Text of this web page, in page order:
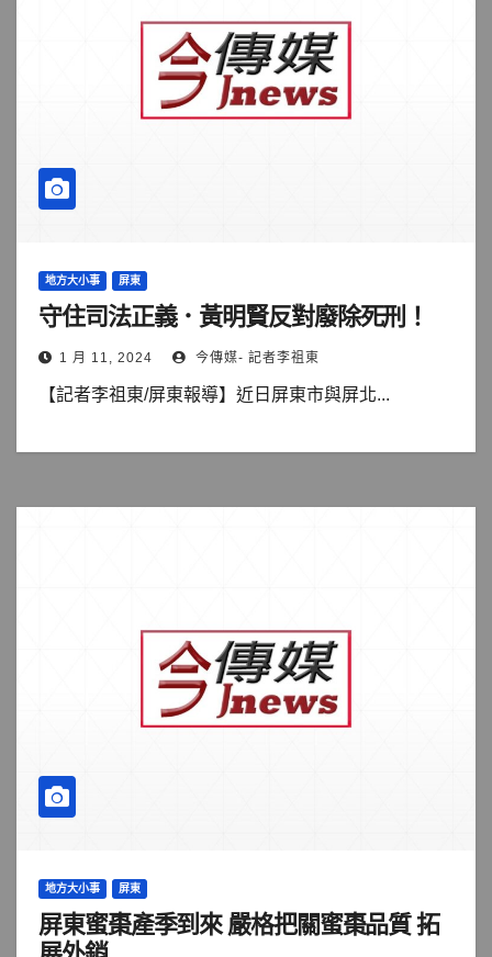
地方大小事 屏東
守住司法正義．黃明賢反對廢除死刑！
1 月 11, 2024 今傳媒- 記者李祖東
【記者李祖東/屏東報導】近日屏東市與屏北...
地方大小事 屏東
屏東蜜棗產季到來 嚴格把關蜜棗品質 拓